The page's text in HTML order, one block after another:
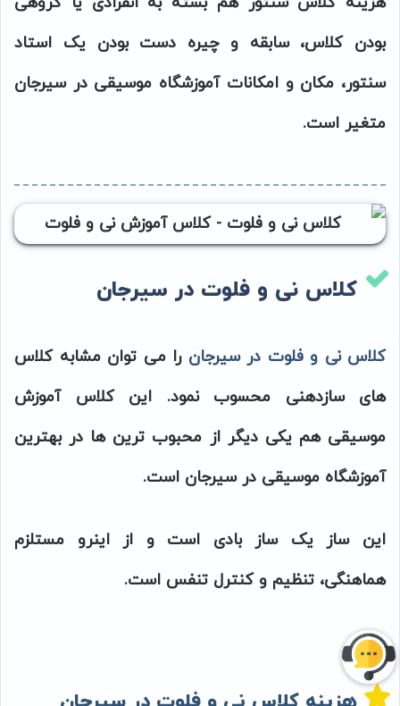
بودن کلاس، سابقه و چیره دست بودن یک استاد
سنتور، مکان و امکانات آموزشگاه موسیقی در سیرجان
متغیر است.
کلاس نی و فلوت در سیرجان
کلاس نی و فلوت در سیرجان را می توان مشابه کلاس
های سازدهنی محسوب نمود. این کلاس آموزش
موسیقی هم یکی دیگر از محبوب ترین ها در بهترین
آموزشگاه موسیقی در سیرجان است.
این ساز یک ساز بادی است و از اینرو مستلزم
هماهنگی، تنظیم و کنترل تنفس است.